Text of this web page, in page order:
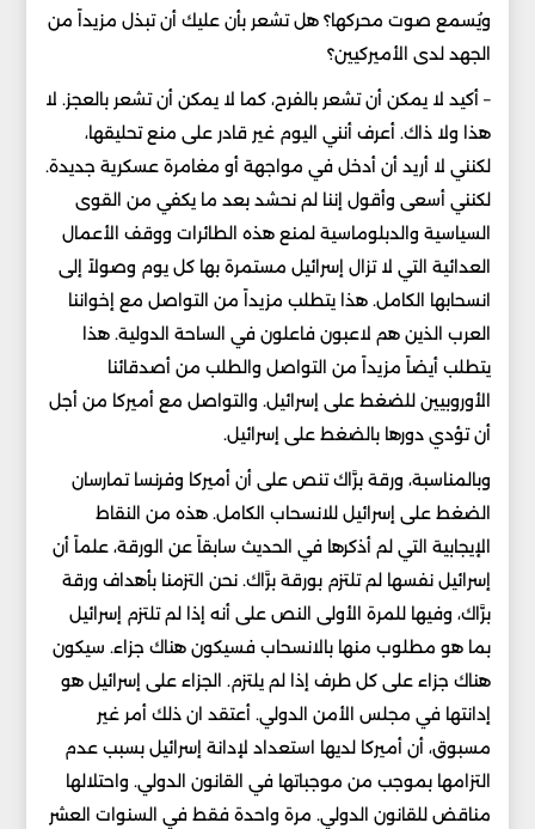
ويُسمع صوت محركها؟ هل تشعر بأن عليك أن تبذل مزيداً من
الجهد لدى الأميركيين؟
– أكيد لا يمكن أن تشعر بالفرح، كما لا يمكن أن تشعر بالعجز. لا
هذا ولا ذاك. أعرف أنني اليوم غير قادر على منع تحليقها،
لكنني لا أريد أن أدخل في مواجهة أو مغامرة عسكرية جديدة.
لكنني أسعى وأقول إننا لم نحشد بعد ما يكفي من القوى
السياسية والدبلوماسية لمنع هذه الطائرات ووقف الأعمال
العدائية التي لا تزال إسرائيل مستمرة بها كل يوم وصولاً إلى
انسحابها الكامل. هذا يتطلب مزيداً من التواصل مع إخواننا
العرب الذين هم لاعبون فاعلون في الساحة الدولية. هذا
يتطلب أيضاً مزيداً من التواصل والطلب من أصدقائنا
الأوروبيين للضغط على إسرائيل. والتواصل مع أميركا من أجل
أن تؤدي دورها بالضغط على إسرائيل.
وبالمناسبة، ورقة برَّاك تنص على أن أميركا وفرنسا تمارسان
الضغط على إسرائيل للانسحاب الكامل. هذه من النقاط
الإيجابية التي لم أذكرها في الحديث سابقاً عن الورقة، علماً أن
إسرائيل نفسها لم تلتزم بورقة برَّاك. نحن التزمنا بأهداف ورقة
برَّاك، وفيها للمرة الأولى النص على أنه إذا لم تلتزم إسرائيل
بما هو مطلوب منها بالانسحاب فسيكون هناك جزاء. سيكون
هناك جزاء على كل طرف إذا لم يلتزم. الجزاء على إسرائيل هو
إدانتها في مجلس الأمن الدولي. أعتقد ان ذلك أمر غير
مسبوق، أن أميركا لديها استعداد لإدانة إسرائيل بسبب عدم
التزامها بموجب من موجباتها في القانون الدولي. واحتلالها
مناقض للقانون الدولي. مرة واحدة فقط في السنوات العشر